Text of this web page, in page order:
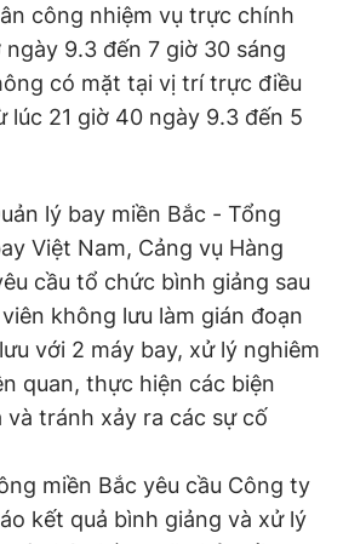
công nhiệm vụ trực chính
9.3 đến 7 giờ 30 sáng
có mặt tại vị trí trực điều
lúc 21 giờ 40 ngày 9.3 đến 5
lý bay miền Bắc - Tổng
Việt Nam, Cảng vụ Hàng
cầu tổ chức bình giảng sau
không lưu làm gián đoạn
với 2 máy bay, xử lý nghiêm
quan, thực hiện các biện
và tránh xảy ra các sự cố
miền Bắc yêu cầu Công ty
kết quả bình giảng và xử lý